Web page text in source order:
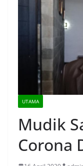
UTAMA
Mudik
Corona